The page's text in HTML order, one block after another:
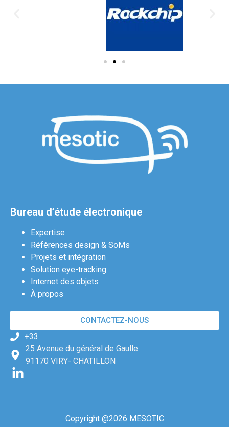
Bureau d’étude électronique
Expertise
Références design & SoMs
Projets et intégration
Solution eye-tracking
Internet des objets
À propos
CONTACTEZ-NOUS
+33
25 Avenue du général de Gaulle
91170 VIRY- CHATILLON
Copyright @2026 MESOTIC